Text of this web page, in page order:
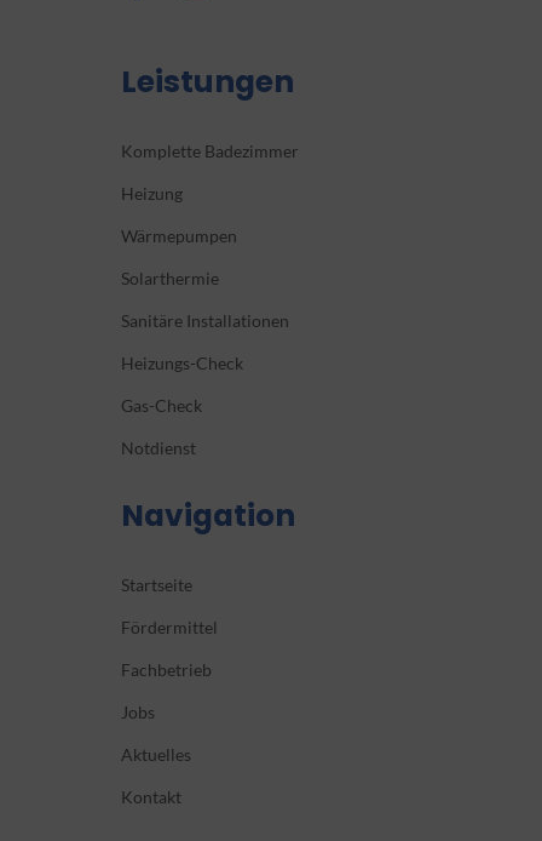
Leistungen
Komplette Badezimmer
Heizung
Wärmepumpen
Solarthermie
Sanitäre Installationen
Heizungs-Check
Gas-Check
Notdienst
Navigation
Startseite
Fördermittel
Fachbetrieb
Jobs
Aktuelles
Kontakt